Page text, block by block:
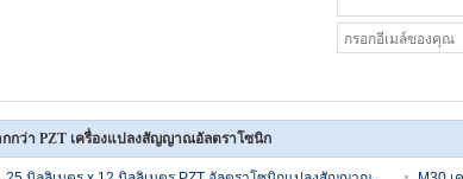
กว่า PZT เครื่องแปลงสัญญาณอัลตราโซนิก